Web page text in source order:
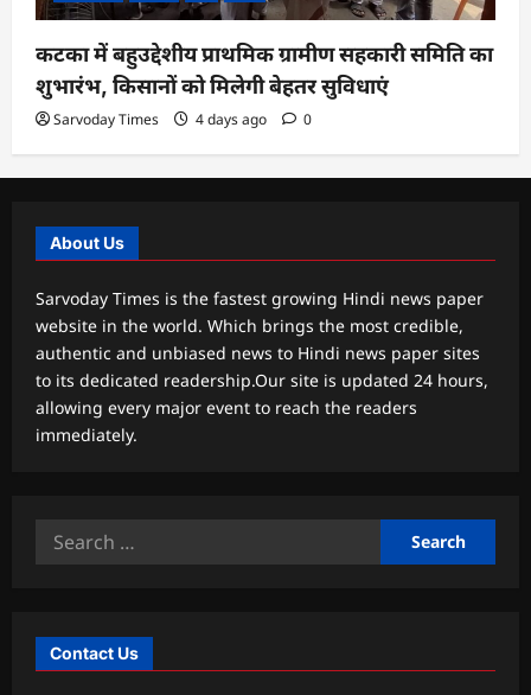
कटका में बहुउद्देशीय प्राथमिक ग्रामीण सहकारी समिति का
शुभारंभ, किसानों को मिलेगी बेहतर सुविधाएं
Sarvoday Times 4 days ago 0
About Us
Sarvoday Times is the fastest growing Hindi news paper
website in the world. Which brings the most credible,
authentic and unbiased news to Hindi news paper sites
to its dedicated readership.Our site is updated 24 hours,
allowing every major event to reach the readers
immediately.
Search
Contact Us